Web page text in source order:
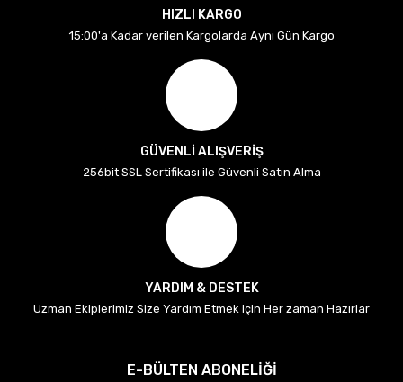
HIZLI KARGO
15:00'a Kadar verilen Kargolarda Aynı Gün Kargo
GÜVENLİ ALIŞVERİŞ
256bit SSL Sertifikası ile Güvenli Satın Alma
YARDIM & DESTEK
Uzman Ekiplerimiz Size Yardım Etmek için Her zaman Hazırlar
E-BÜLTEN ABONELİĞİ